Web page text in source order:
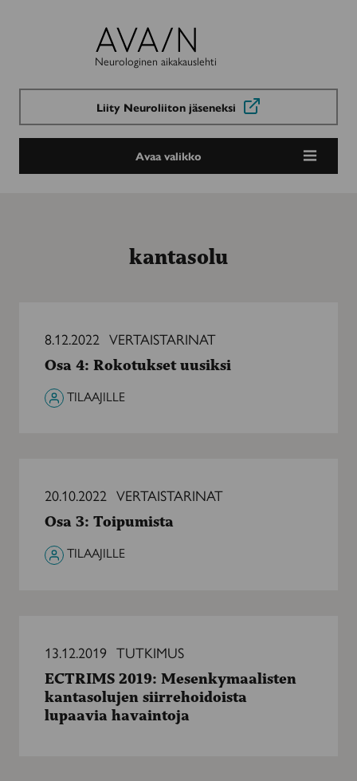
Avain-
lehti
Neurologinen aikakauslehti
Liity Neuroliiton jäseneksi
Avaa valikko
kantasolu
Rokotukset
uusiksi
8.12.2022 VERTAISTARINAT
Osa 4: Rokotukset uusiksi
TILAAJILLE
Toipumista
20.10.2022 VERTAISTARINAT
Osa 3: Toipumista
TILAAJILLE
2019:
Mesenkymaalisten
kantasolujen
siirrehoidoista
lupaavia
13.12.2019 TUTKIMUS
ECTRIMS 2019: Mesenkymaalisten
kantasolujen siirrehoidoista
lupaavia havaintoja